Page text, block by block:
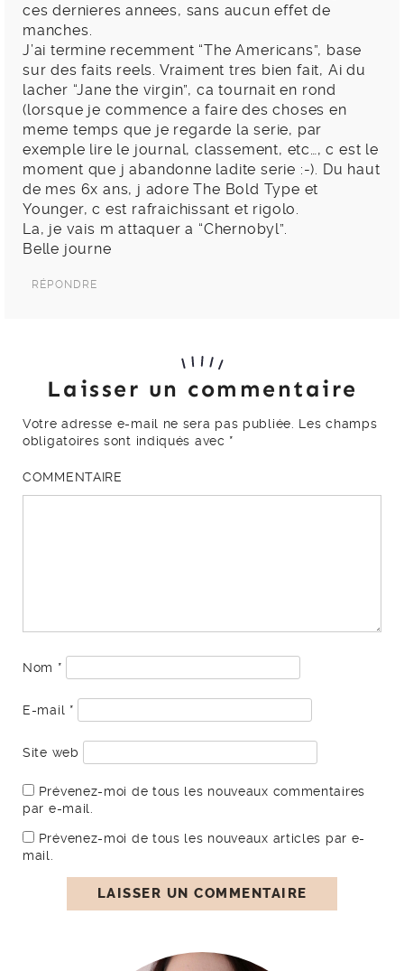
ces dernieres annees, sans aucun effet de
manches.
J’ai termine recemment “The Americans”, base
sur des faits reels. Vraiment tres bien fait, Ai du
lacher “Jane the virgin”, ca tournait en rond
(lorsque je commence a faire des choses en
meme temps que je regarde la serie, par
exemple lire le journal, classement, etc…, c est le
moment que j abandonne ladite serie :-). Du haut
de mes 6x ans, j adore The Bold Type et
Younger, c est rafraichissant et rigolo.
La, je vais m attaquer a “Chernobyl”.
Belle journe
RÉPONDRE
Laisser un commentaire
Votre adresse e-mail ne sera pas publiée.
Les champs
obligatoires sont indiqués avec *
COMMENTAIRE
Nom *
E-mail *
Site web
Prévenez-moi de tous les nouveaux commentaires
par e-mail.
Prévenez-moi de tous les nouveaux articles par e-
mail.